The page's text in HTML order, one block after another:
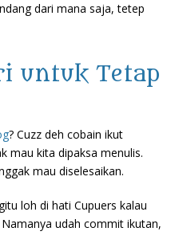
dari mana saja, tetep
untuk Tetap
? Cuzz deh cobain ikut
mau kita dipaksa menulis.
mau diselesaikan.
loh di hati Cupuers kalau
udah commit ikutan,